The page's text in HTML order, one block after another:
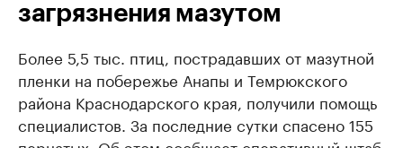
загрязнения мазутом
Более 5,5 тыс. птиц, пострадавших от мазутной
пленки на побережье Анапы и Темрюкского
района Краснодарского края, получили помощь
специалистов. За последние сутки спасено 155